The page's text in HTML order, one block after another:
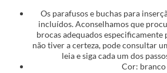
Os parafusos e buchas para
incluídos. Aconselhamos que
brocas adequados especificamente
não tiver a certeza, pode consultar
leia e siga cada um dos
Cor: branco